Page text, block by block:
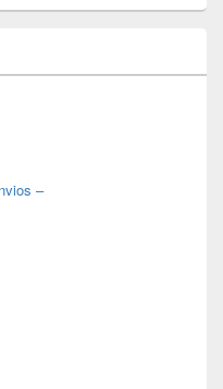
–